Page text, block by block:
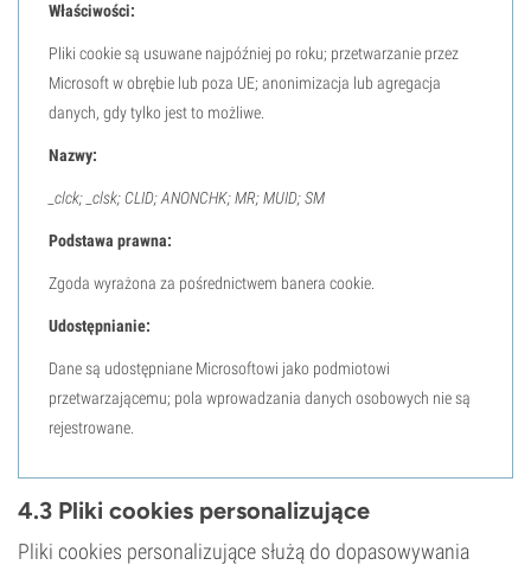
Właściwości:
Pliki cookie są usuwane najpóźniej po roku; przetwarzanie przez
Microsoft w obrębie lub poza UE; anonimizacja lub agregacja
danych, gdy tylko jest to możliwe.
Nazwy:
_clck; _clsk; CLID; ANONCHK; MR; MUID; SM
Podstawa prawna:
Zgoda wyrażona za pośrednictwem banera cookie.
Udostępnianie:
Dane są udostępniane Microsoftowi jako podmiotowi
przetwarzającemu; pola wprowadzania danych osobowych nie są
rejestrowane.
4.3 Pliki cookies personalizujące
Pliki cookies personalizujące służą do dopasowywania